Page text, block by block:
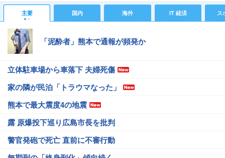
主要 国内 海外 IT 経済 ス
「泥酔者」熊本で通報が頻発か
立体駐車場から車落下 夫婦死傷
家の隣が民泊「トラウマなった」
熊本で最大震度4の地震
露 原爆投下巡り広島市長を批判
警官発砲で死亡 直前に不審行動